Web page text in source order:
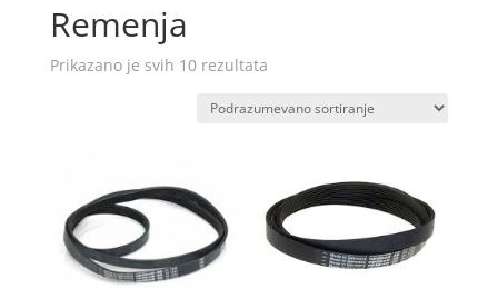
Remenja
Prikazano je svih 10 rezultata